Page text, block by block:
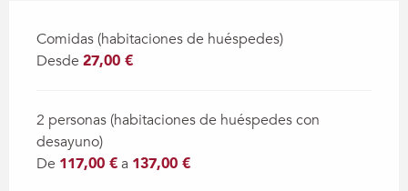
Comidas (habitaciones de huéspedes)
Desde 27,00 €
2 personas (habitaciones de huéspedes con
desayuno)
De 117,00 €a 137,00 €